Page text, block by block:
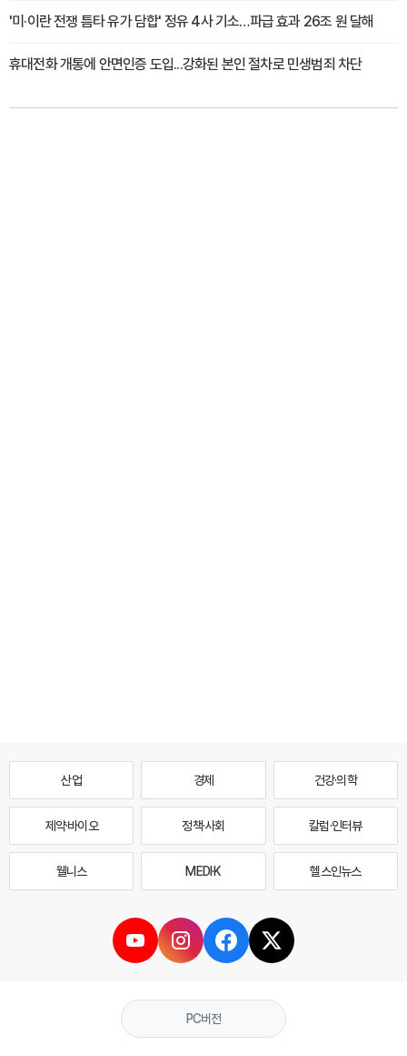
'미·이란 전쟁 틈타 유가 담합' 정유 4사 기소…파급 효과 26조 원 달해
휴대전화 개통에 안면인증 도입...강화된 본인 절차로 민생범죄 차단
산업 경제 건강·의학
제약·바이오 정책·사회 칼럼·인터뷰
웰니스 MEDI·K 헬스인뉴스
PC버전